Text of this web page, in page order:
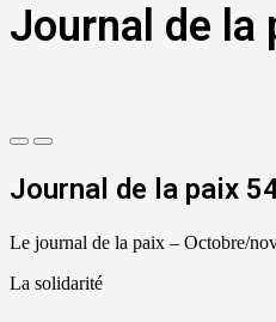
Journal de la
Journal de la paix
Le journal de la paix – Octobre/
La solidarité